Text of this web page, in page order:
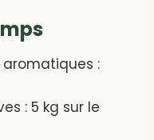
aromatiques :
: 5 kg sur le